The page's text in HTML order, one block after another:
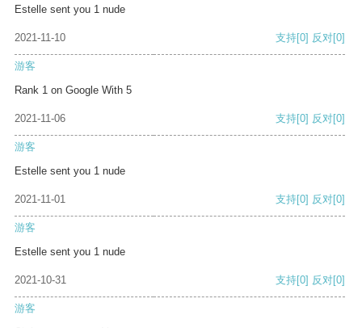
Estelle sent you 1 nude
2021-11-10 支持[0] 反对[0]
游客
Rank 1 on Google With 5
2021-11-06 支持[0] 反对[0]
游客
Estelle sent you 1 nude
2021-11-01 支持[0] 反对[0]
游客
Estelle sent you 1 nude
2021-10-31 支持[0] 反对[0]
游客